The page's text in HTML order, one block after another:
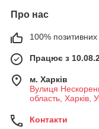
Про нас
100% позитивних
Працює з
м. Харків
Вулиця
область, Харків,
Контакти